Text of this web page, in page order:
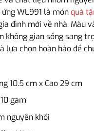
WL991 là món quà
đình mới về nhà. Màu
không gian sống sang
lựa chọn hoàn hảo để
10.5 cm x Cao 29 cm
gam
nguyên khối